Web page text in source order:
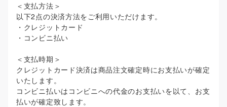
＜支払方法＞
以下2点の決済方法をご利用いただけます。
・クレジットカード
・コンビニ払い
＜支払時期＞
クレジットカード決済は商品注文確定時にお支払いが確定
いたします。
コンビニ払いはコンビニへの代金のお支払いを以て、お支
払いが確定致します。